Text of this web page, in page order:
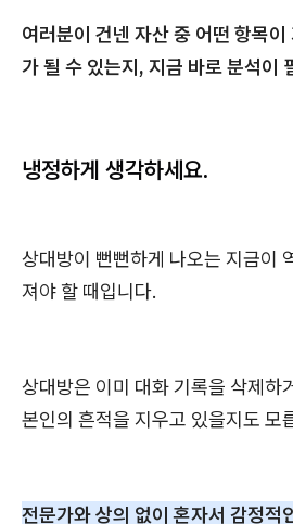
여러분이 건넨 자산 중 어떤 항목
가 될 수 있는지, 지금 바로 분석이
냉정하게 생각하세요.
상대방이 뻔뻔하게 나오는 지금이
져야 할 때입니다.
상대방은 이미 대화 기록을 삭제하
본인의 흔적을 지우고 있을지도 모
전문가와 상의 없이 혼자서 감정적